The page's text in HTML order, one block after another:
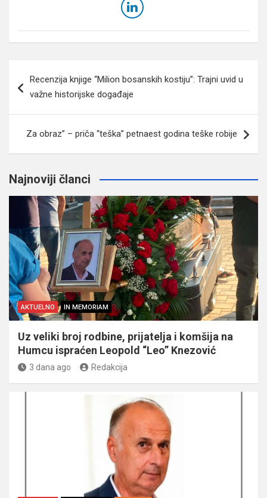
članaka
Recenzija knjige “Milion bosanskih kostiju”: Trajni uvid u
važne historijske događaje
Za obraz” – priča “teška” petnaest godina teške robije
Najnoviji članci
AKTUELNO IN MEMORIAM
Uz veliki broj rodbine, prijatelja i komšija na
Humcu ispraćen Leopold “Leo” Knezović
3 dana ago Redakcija